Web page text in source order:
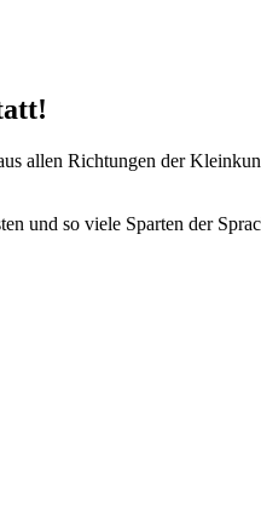
allen Richtungen der
und so viele Sparten der